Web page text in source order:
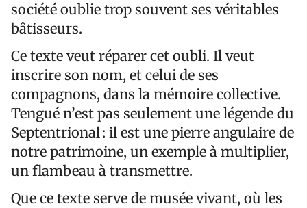
société oublie trop souvent ses véritables
bâtisseurs.
Ce texte veut réparer cet oubli. Il veut
inscrire son nom, et celui de ses
compagnons, dans la mémoire collective.
Tengué n’est pas seulement une légende du
Septentrional : il est une pierre angulaire de
notre patrimoine, un exemple à multiplier,
un flambeau à transmettre.
Que ce texte serve de musée vivant, où les